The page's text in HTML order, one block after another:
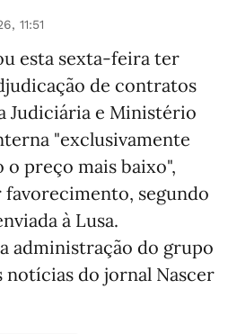
11:51
esta sexta-feira ter
de contratos
Judiciária e Ministério
"exclusivamente
preço mais baixo",
segundo
à Lusa.
administração do grupo
notícias do jornal Nascer